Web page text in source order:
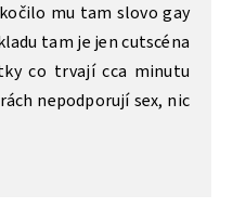
mu tam slovo gay
tam je jen cutscéna
co trvají cca minutu
nepodporují sex, nic